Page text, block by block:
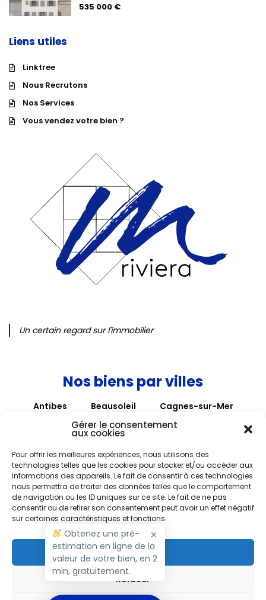
Gérer le consentement
aux cookies
Pour offrir les meilleures expériences, nous utilisons des
technologies telles que les cookies pour stocker et/ou accéder aux
informations des appareils. Le fait de consentir à ces technologies
nous permettra de traiter des données telles que le comportement
de navigation ou les ID uniques sur ce site. Le fait de ne pas
consentir ou de retirer son consentement peut avoir un effet négatif
sur certaines caractéristiques et fonctions.
Accepter
Refuser
535 000 €
Liens utiles
Linktree
Nous Recrutons
Nos Services
Vous vendez votre bien ?
Un certain regard sur l'immobilier
Nos biens par villes
Antibes Beausoleil
Cagnes-sur-Mer
Cannes
Hyères
La Colle sur Loup
Roquebrune-Cap-Martin
Roquefort-les-Pins
Roubaix
Saint Paul de Vence
Saint-André
Saint-Laurent-du-Var
Tourrettes-sur-Loup
Vence
Villefranche-sur-Mer
Villeneuve Loubet
Copyright M RIVIERA 2026 - Tous droits réservés
Politique de cookies (UE)
Obtenez une pré-
estimation en ligne de la
valeur de votre bien, en 2
min, gratuitement.
✕